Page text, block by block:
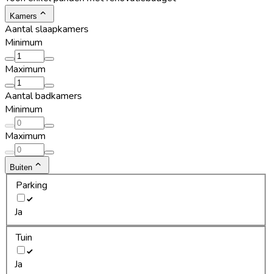
Kamers
Aantal slaapkamers
Minimum
Maximum
Aantal badkamers
Minimum
Maximum
Buiten
Parking
Ja
Tuin
Ja